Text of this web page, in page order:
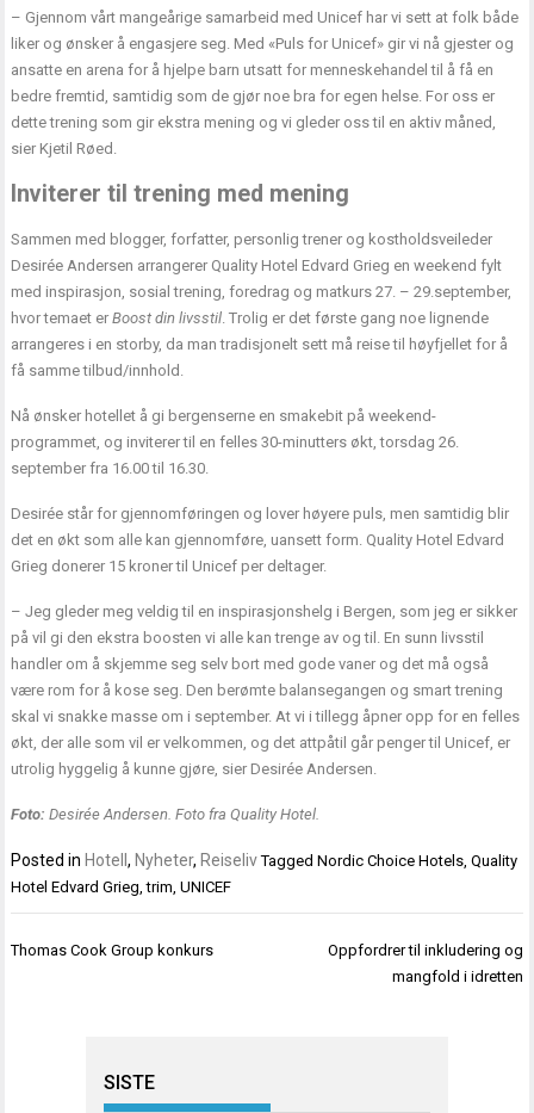
– Gjennom vårt mangeårige samarbeid med Unicef har vi sett at folk både
liker og ønsker å engasjere seg. Med «Puls for Unicef» gir vi nå gjester og
ansatte en arena for å hjelpe barn utsatt for menneskehandel til å få en
bedre fremtid, samtidig som de gjør noe bra for egen helse. For oss er
dette trening som gir ekstra mening og vi gleder oss til en aktiv måned,
sier Kjetil Røed.
Inviterer til trening med mening
Sammen med blogger, forfatter, personlig trener og kostholdsveileder
Desirée Andersen arrangerer Quality Hotel Edvard Grieg en weekend fylt
med inspirasjon, sosial trening, foredrag og matkurs 27. – 29.september,
hvor temaet erBoost din livsstil. Trolig er det første gang noe lignende
arrangeres i en storby, da man tradisjonelt sett må reise til høyfjellet for å
få samme tilbud/innhold.
Nå ønsker hotellet å gi bergenserne en smakebit på weekend-
programmet, og inviterer til en felles 30-minutters økt, torsdag 26.
september fra 16.00 til 16.30.
Desirée står for gjennomføringen og lover høyere puls, men samtidig blir
det en økt som alle kan gjennomføre, uansett form. Quality Hotel Edvard
Grieg donerer 15 kroner til Unicef per deltager.
– Jeg gleder meg veldig til en inspirasjonshelg i Bergen, som jeg er sikker
på vil gi den ekstra boosten vi alle kan trenge av og til. En sunn livsstil
handler om å skjemme seg selv bort med gode vaner og det må også
være rom for å kose seg. Den berømte balansegangen og smart trening
skal vi snakke masse om i september. At vi i tillegg åpner opp for en felles
økt, der alle som vil er velkommen, og det attpåtil går penger til Unicef, er
utrolig hyggelig å kunne gjøre, sier Desirée Andersen.
Foto: Desirée Andersen. Foto fra Quality Hotel.
Posted in Hotell, Nyheter, Reiseliv TaggedNordic Choice Hotels,Quality
Hotel Edvard Grieg,trim,UNICEF
Innleggsnavigasjon
Thomas Cook Group konkurs
Oppfordrer til inkludering og
mangfold i idretten
SISTE